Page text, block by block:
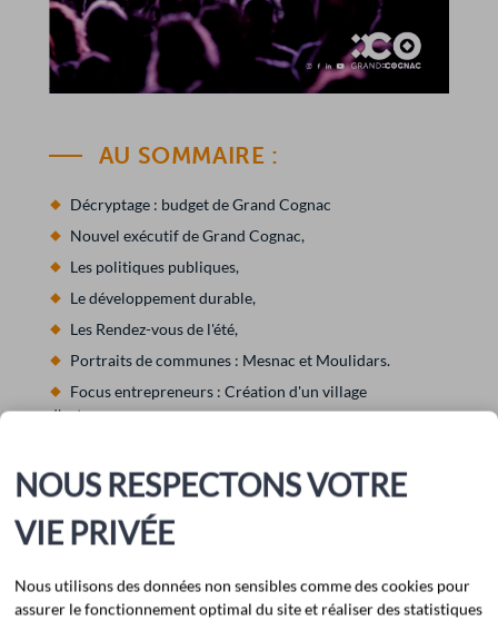
AU SOMMAIRE :
Décryptage : budget de Grand Cognac
Nouvel exécutif de Grand Cognac,
Les politiques publiques,
Le développement durable,
Les Rendez-vous de l'été,
Portraits de communes : Mesnac et Moulidars.
Focus entrepreneurs : Création d'un village
d'entrepreneurs,
Cognac,
Pépites du patrimoine : Châteaubernard et Boutiers-
Saint-Trojan
Feuilletez-le ci-dessous !
NOUS RESPECTONS VOTRE
VIE PRIVÉE
Nous utilisons des données non sensibles comme des cookies pour
assurer le fonctionnement optimal du site et réaliser des statistiques